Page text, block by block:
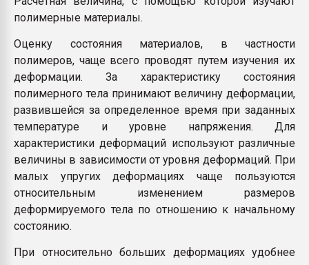
ПЕРЕЙТИ НА
полимерные материалы.
Оценку состояния материалов, в частности
полимеров, чаще всего проводят путем изучения их
деформации. За характеристику состояния
полимерного тела принимают величину деформации,
развившейся за определенное время при заданных
температуре и уровне напряжения. Для
характеристики деформаций используют различные
величины в зависимости от уровня деформаций. При
малых упругих деформациях чаще пользуются
относительным изменением размеров
деформируемого тела по отношению к начальному
состоянию.
При относительно больших деформациях удобнее